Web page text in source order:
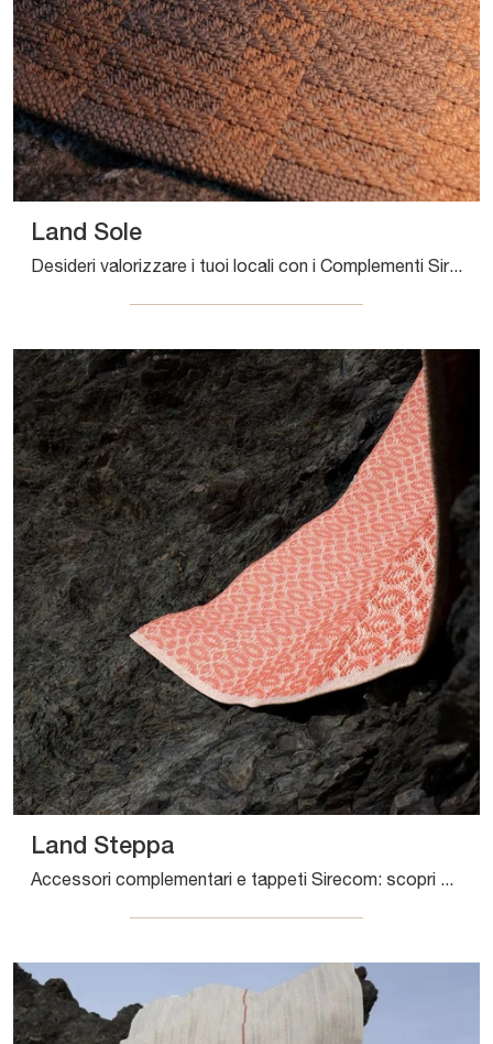
Land Sole
Desideri valorizzare i tuoi locali con i Complementi Sirecom? Eccoti vari modelli di tappeti in tessuto come Land Sole.
Land Steppa
Accessori complementari e tappeti Sirecom: scopri come completare i tuoi spazi moderni con il modello Land Steppa.